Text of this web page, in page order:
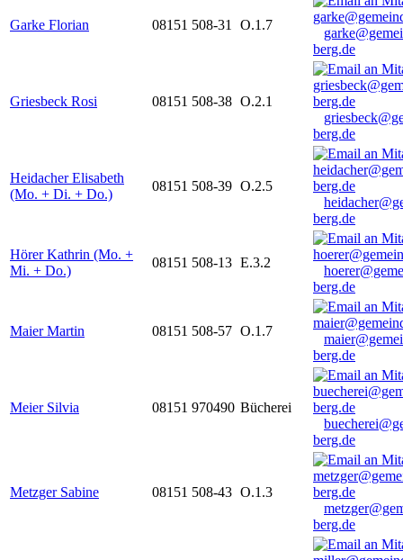
Garke Florian 08151 508-31 O.1.7
berg.de
Griesbeck Rosi 08151 508-38 O.2.1
berg.de
Heidacher Elisabeth
(Mo. + Di. + Do.)
08151 508-39 O.2.5
berg.de
Hörer Kathrin (Mo. +
Mi. + Do.)
08151 508-13 E.3.2
berg.de
Maier Martin 08151 508-57 O.1.7
berg.de
Meier Silvia 08151 970490 Bücherei
berg.de
Metzger Sabine 08151 508-43 O.1.3
berg.de